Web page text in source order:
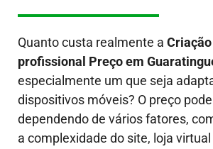
Quanto custa realmente a
profissional Preço em
especialmente um que seja
dispositivos móveis? O preço
dependendo de vários fatores,
a complexidade do site, loja virtual